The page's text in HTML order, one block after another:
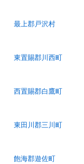
最上郡戸沢村
東置賜郡川西町
西置賜郡白鷹町
東田川郡三川町
飽海郡遊佐町